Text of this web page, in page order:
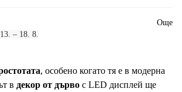
13. – 18. 8.
Още
, особено когато тя е в модерна
в декор от дърво с LED дисплей ще